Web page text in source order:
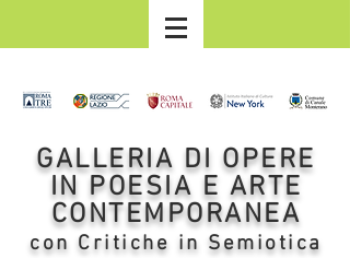
GALLERIA DI OPERE
IN POESIA E ARTE
CONTEMPORANEA
con Critiche in Semiotica